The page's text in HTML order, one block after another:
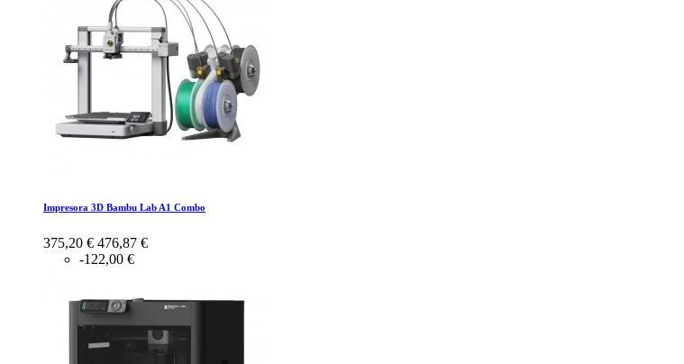
Impresora 3D Bambu Lab A1 Combo
375,20 € 476,87 €
-122,00 €